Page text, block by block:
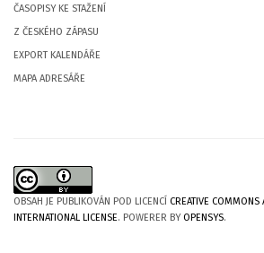
ČASOPISY KE STAŽENÍ
Z ČESKÉHO ZÁPASU
EXPORT KALENDÁŘE
MAPA ADRESÁŘE
OBSAH JE PUBLIKOVÁN POD LICENCÍ CREATIVE COMMONS
INTERNATIONAL LICENSE. POWERER BYOPENSYS.